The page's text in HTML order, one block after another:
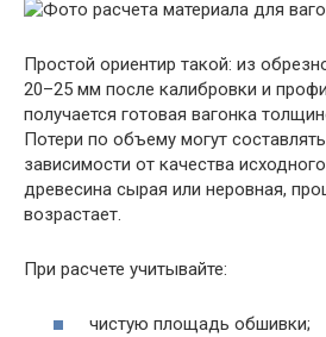
Простой ориентир такой: из
20–25 мм после калибровки и
получается готовая вагонка
Потери по объему могут
зависимости от качества
древесина сырая или неровная,
возрастает.
При расчете учитывайте:
чистую площадь обшивки;